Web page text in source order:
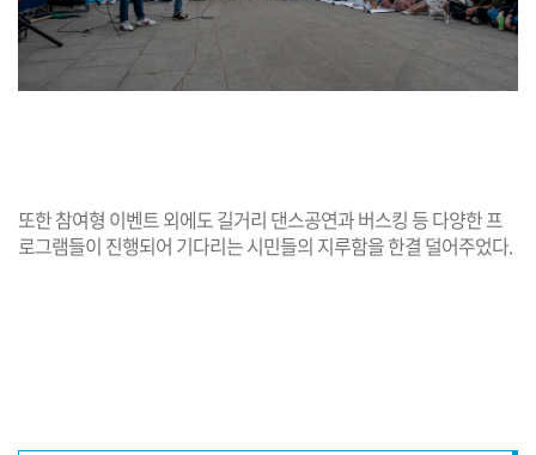
또한 참여형 이벤트 외에도 길거리 댄스공연과 버스킹 등 다양한 프
로그램들이 진행되어 기다리는 시민들의 지루함을 한결 덜어주었다.